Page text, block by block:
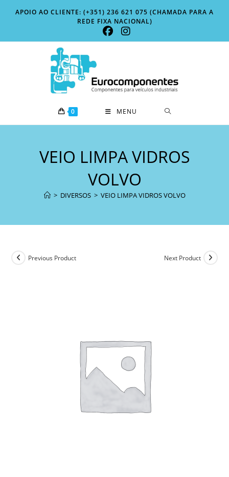
APOIO AO CLIENTE: (+351) 236 621 075 (CHAMADA PARA A
REDE FIXA NACIONAL)
0 MENU
VEIO LIMPA VIDROS
VOLVO
> DIVERSOS > VEIO LIMPA VIDROS VOLVO
Previous Product Next Product